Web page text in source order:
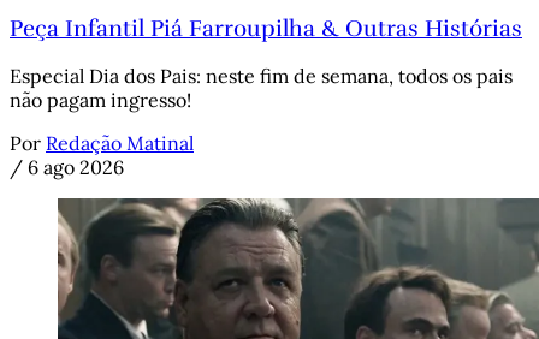
Peça Infantil Piá Farroupilha & Outras Histórias
Especial Dia dos Pais: neste fim de semana, todos os pais
não pagam ingresso!
Por Redação Matinal
/ 6 ago 2026